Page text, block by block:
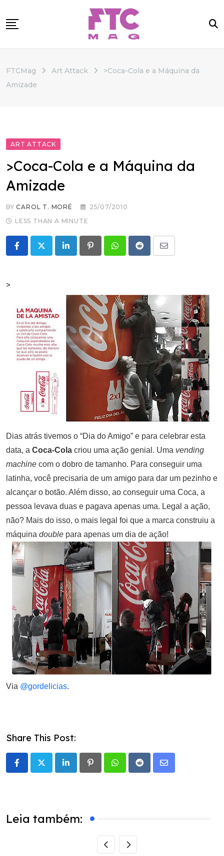
to
CATEGORIAS
FTCMag Art Attack
>Coca-Cola e a Máquina da
Amizade
ART ATTACK
>Coca-Cola e a Máquina da
Amizade
BYCAROL T. MORÉ
25/07/2010
LESS THAN A MINUTE
LinkedInPinterestWhatsappRedditShare
>
Dias atrás tivemos o “Dia do Amigo” e para celebrar esta
data, a Coca-Cola criou uma ação genial. Uma vending
machine com o dobro de tamanho. Para conseguir uma
latinha, você precisaria de um amigo para dar um pezinho e
alcançar o botão. Além disso, ao conseguir uma Coca, a
pessoa levava duas e pagava apenas uma. Legal a ação,
não? Mais do isso, o mais legal foi que a marca construiu a
máquina double para apenas um dia de ação!
Via @gordelicias.
Share This Post:
LinkedInPinterestWhatsappRedditShare
Leia também: